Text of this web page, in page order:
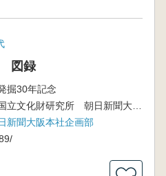
図録
掘30年記念
奈良国立文化財研究所 朝日新聞大阪本社企画部
新聞大阪本社企画部